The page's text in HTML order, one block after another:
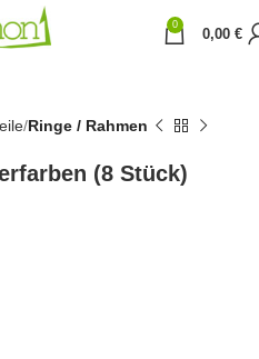
0
0,00 €
Ringe / Rahmen
(8 Stück)